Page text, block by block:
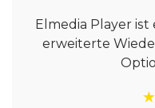
Elmedia Player ist
erweiterte